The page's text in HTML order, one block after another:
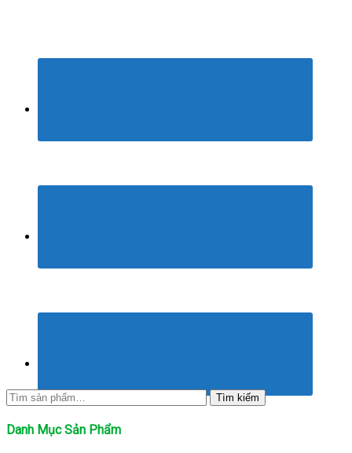
Tìm
kiếm:
Tìm kiếm
Danh Mục Sản Phẩm